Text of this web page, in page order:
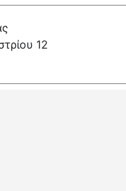
12